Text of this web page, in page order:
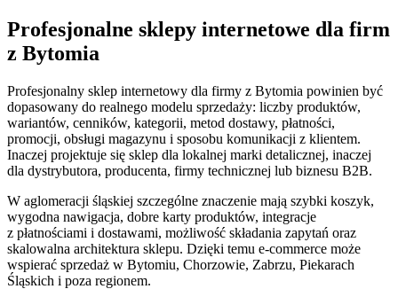
Profesjonalne sklepy internetowe dla firm
z Bytomia
Profesjonalny sklep internetowy dla firmy z Bytomia powinien być
dopasowany do realnego modelu sprzedaży: liczby produktów,
wariantów, cenników, kategorii, metod dostawy, płatności,
promocji, obsługi magazynu i sposobu komunikacji z klientem.
Inaczej projektuje się sklep dla lokalnej marki detalicznej, inaczej
dla dystrybutora, producenta, firmy technicznej lub biznesu B2B.
W aglomeracji śląskiej szczególne znaczenie mają szybki koszyk,
wygodna nawigacja, dobre karty produktów, integracje
z płatnościami i dostawami, możliwość składania zapytań oraz
skalowalna architektura sklepu. Dzięki temu e-commerce może
wspierać sprzedaż w Bytomiu, Chorzowie, Zabrzu, Piekarach
Śląskich i poza regionem.